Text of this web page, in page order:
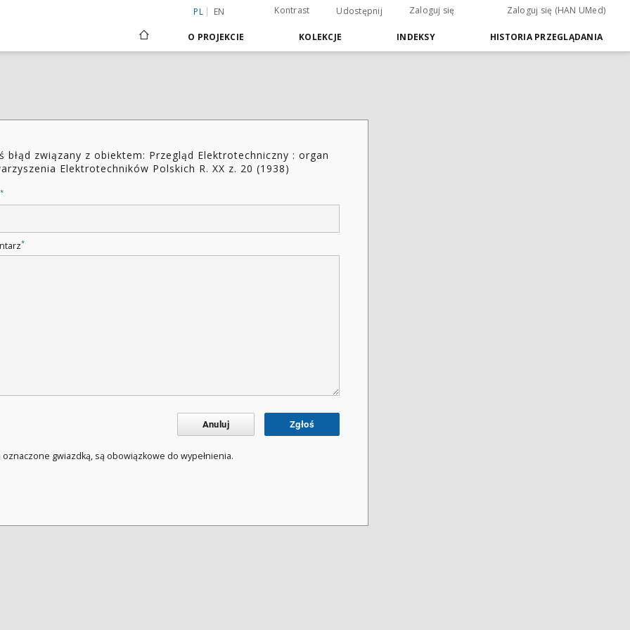
PL EN Kontrast Udostępnij Zaloguj się Zaloguj się (HAN UMed)
O PROJEKCIE KOLEKCJE INDEKSY HISTORIA PRZEGLĄDANIA
błąd związany z obiektem: Przegląd Elektrotechniczny : organ
Elektrotechników Polskich R. XX z. 20 (1938)
*
*
Anuluj Zgłoś
oznaczone gwiazdką, są obowiązkowe do wypełnienia.